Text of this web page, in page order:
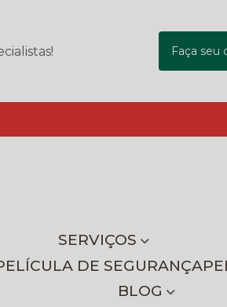
Faça seu
SERVIÇOS
PELÍCULA DE SEGURANÇA
BLOG